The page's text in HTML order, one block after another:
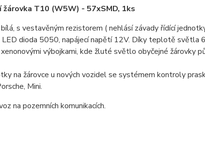
žárovka T10 (W5W) - 57xSMD, 1ks
s vestavěným rezistorem ( nehlásí závady řídící
dioda 5050, napájecí napětí 12V. Díky teplotě světla
výbojkami, kde žluté světlo obyčejné žárovky
na žárovce u nových vozidel se systémem kontroly
Mini.
na pozemních komunikacích.